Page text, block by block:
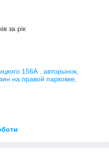
за рік
156А , авторынок,
на правой парковке,